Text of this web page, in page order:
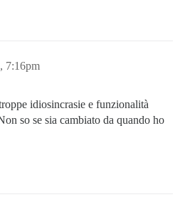
7:16pm
idiosincrasie e funzionalità
so se sia cambiato da quando ho